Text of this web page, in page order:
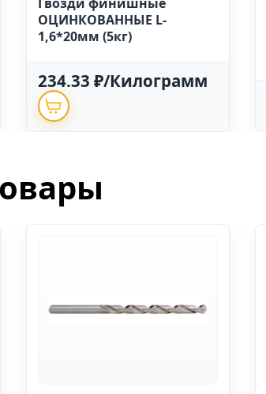
ОЦИНКОВАННЫЕ L-
1,6*20мм (5кг)
234.33 ₽/Килограмм